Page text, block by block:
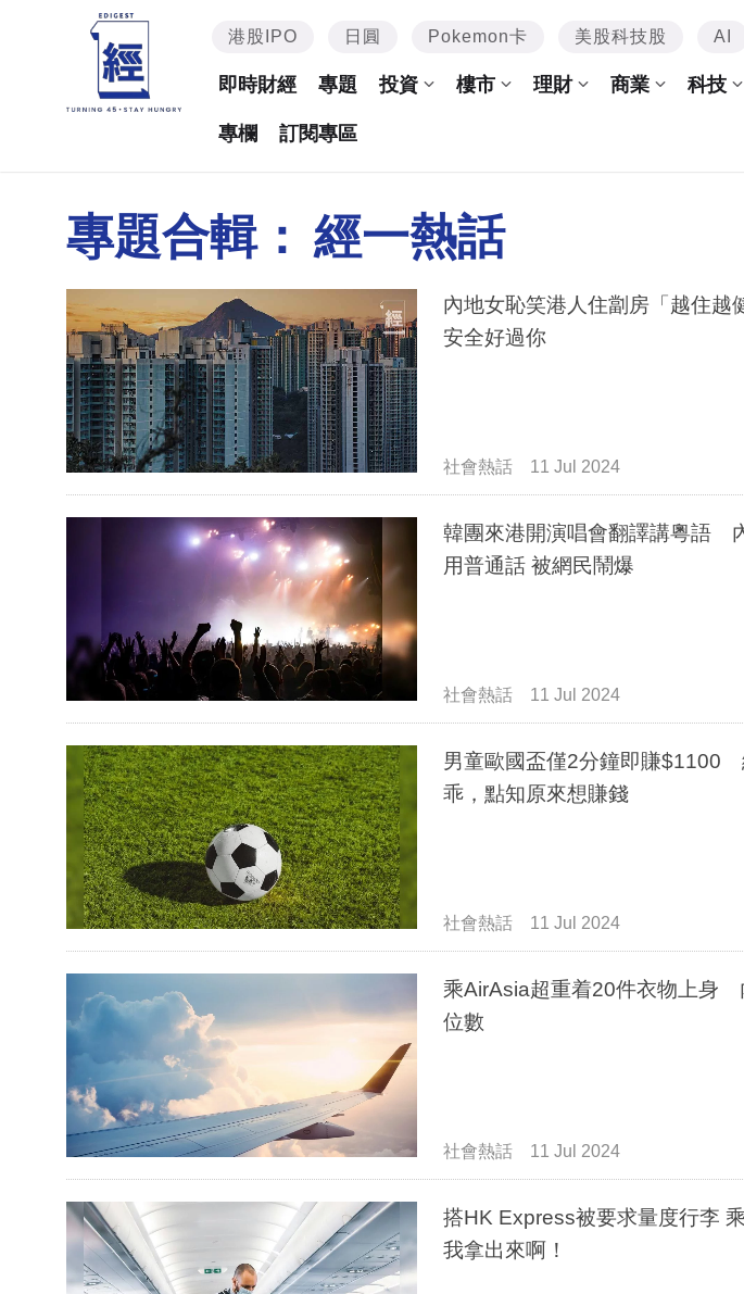
港股IPO 日圓 Pokemon卡 美股科技股 AI
即時財經 專題 投資 樓市 理財 商業 科技
專欄 訂閱專區
專題合輯： 經一熱話
內地女恥笑港人住劏房「越住越
安全好過你
社會熱話 11 Jul 2024
韓團來港開演唱會翻譯講粵語
用普通話 被網民鬧爆
社會熱話 11 Jul 2024
男童歐國盃僅2分鐘即賺$1100
乖，點知原來想賺錢
社會熱話 11 Jul 2024
乘AirAsia超重着20件衣物上身
位數
社會熱話 11 Jul 2024
搭HK Express被要求量度行李 乘客發爛大叫：你幫
我拿出來啊！